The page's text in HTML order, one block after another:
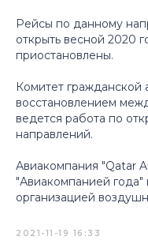
Рейсы по данному
открыть весной 2020
приостановлены.
Комитет
восстановлением
ведется работа по
направлений.
Авиакомпания "Qatar
"Авиакомпанией
организацией
2021-11-19 16:33